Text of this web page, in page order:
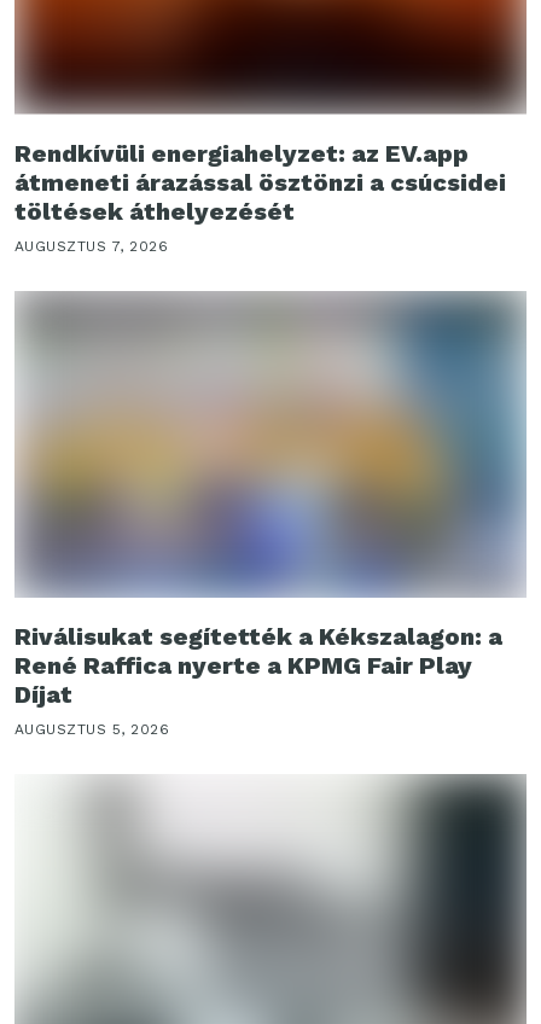
Rendkívüli energiahelyzet: az EV.app
átmeneti árazással ösztönzi a csúcsidei
töltések áthelyezését
AUGUSZTUS 7, 2026
Riválisukat segítették a Kékszalagon: a
René Raffica nyerte a KPMG Fair Play
Díjat
AUGUSZTUS 5, 2026